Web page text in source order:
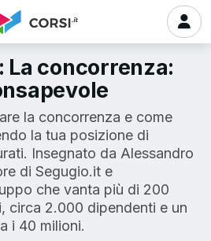
La concorrenza:
la concorrenza e come
la tua posizione di
Insegnato da Alessandro
di Segugio.it e
che vanta più di 200
circa 2.000 dipendenti e un
i 40 milioni.